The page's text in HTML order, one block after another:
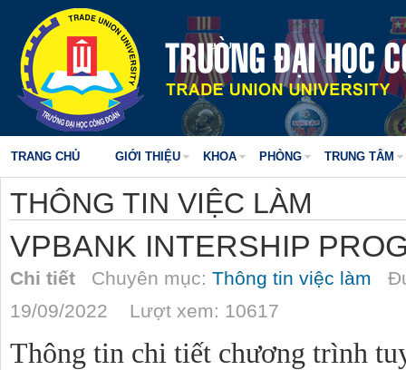
TRANG CHỦ GIỚI THIỆU KHOA PHÒNG TRUNG TÂM
THÔNG TIN VIỆC LÀM
VPBANK INTERSHIP
Chi tiết Chuyên mục: Thông tin việc làm
19/09/2022 Lượt xem: 10617
Thông tin chi tiết chương trình